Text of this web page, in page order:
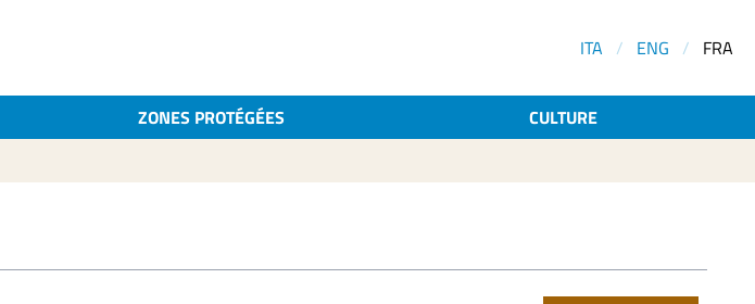
ITA / ENG / FRA
ZONES PROTÉGÉES
CULTURE